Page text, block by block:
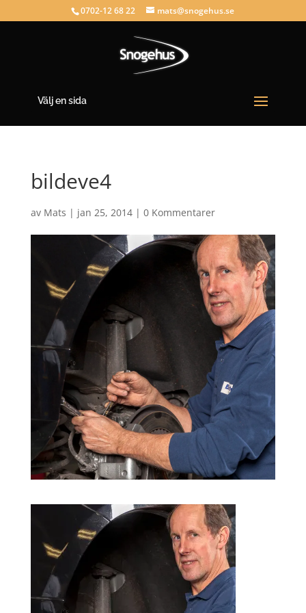
0702-12 68 22 mats@snogehus.se
Välj en sida
bildeve4
av Mats | jan 25, 2014| 0 Kommentarer